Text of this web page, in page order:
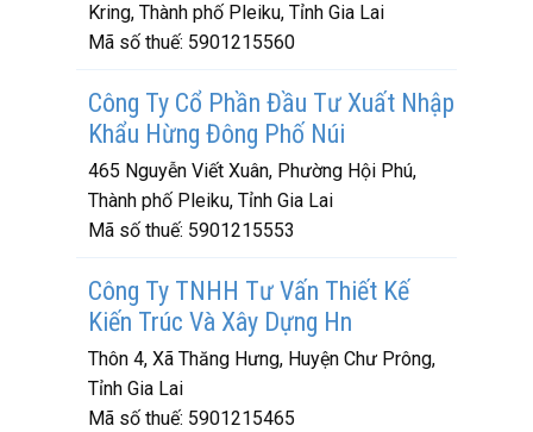
Kring, Thành phố Pleiku, Tỉnh Gia Lai
Mã số thuế: 5901215560
Công Ty Cổ Phần Đầu Tư Xuất Nhập
Khẩu Hừng Đông Phố Núi
465 Nguyễn Viết Xuân, Phường Hội Phú,
Thành phố Pleiku, Tỉnh Gia Lai
Mã số thuế: 5901215553
Công Ty TNHH Tư Vấn Thiết Kế
Kiến Trúc Và Xây Dựng Hn
Thôn 4, Xã Thăng Hưng, Huyện Chư Prông,
Tỉnh Gia Lai
Mã số thuế: 5901215465